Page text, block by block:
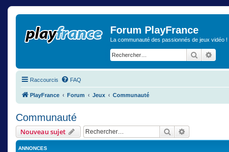
Forum PlayFrance
La communauté des passionnés de jeux vidéo !
Rechercher
Raccourcis FAQ
PlayFrance Forum Jeux Communauté
Communauté
Nouveau sujet Rechercher
ANNONCES